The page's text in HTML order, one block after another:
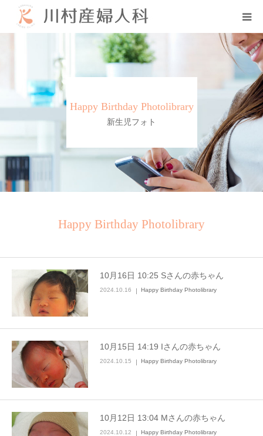
Happy Birthday Photolibrary
新生児フォト
Happy Birthday Photolibrary
10月16日 10:25 Sさんの赤ちゃん
2024.10.16 Happy Birthday Photolibrary
10月15日 14:19 Iさんの赤ちゃん
2024.10.15 Happy Birthday Photolibrary
10月12日 13:04 Mさんの赤ちゃん
2024.10.12 Happy Birthday Photolibrary
当院について
各種教室